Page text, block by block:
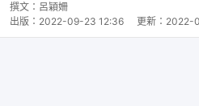
撰文： 呂穎姍
出版： 2022-09-23 12:36 更新： 2022-